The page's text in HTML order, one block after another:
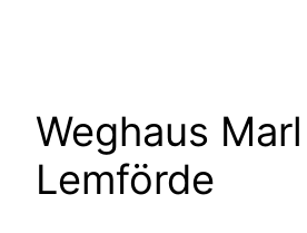
Weghaus Marl
Lemförde